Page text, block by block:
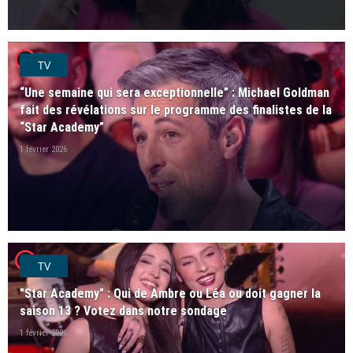
player2TV
“Une semaine qui sera exceptionnelle” : Michael Goldman
fait des révélations sur le programme des finalistes de la
“Star Academy”
1 février 2026
player2TV
"Star Academy" : Qui de Ambre ou Léa ou doit gagner la
saison 13 ? Votez dans notre sondage
1 février 2026